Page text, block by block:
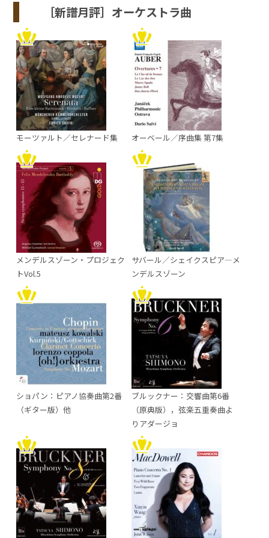
［新譜月評］オーケストラ曲
モーツァルト／セレナード集 オーベール／序曲集 第7集
メンデルスゾーン・プロジェク
トVol.5
サバール／シェイクスピア―メ
ンデルスゾーン
ショパン：ピアノ協奏曲第2番
（ギター版）他
ブルックナー：交響曲第6番
（原典版），弦楽五重奏曲よ
りアダージョ